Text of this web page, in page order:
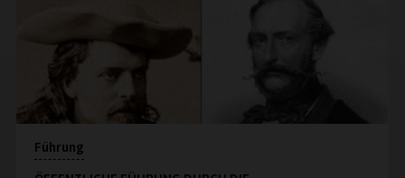
Führung